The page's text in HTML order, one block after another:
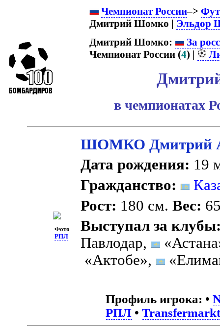
Чемпионат России–>
Дмитрий Шомко | Эльдор
Дмитрий Шомко:
За
Чемпионат России (4) |
в чемпионатах
Фото
РПЛ
ШОМКО Дмитрий
Дата рождения: 19
Гражданство:
Рост: 180 см.Вес:
Выступал за
Павлодар,
«Актобе»,
Профиль игрока: •
РПЛ •